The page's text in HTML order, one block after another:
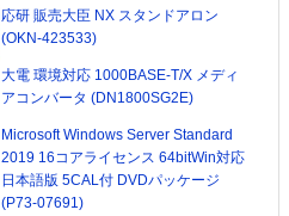
応研 販売大臣 NX スタンドアロン
(OKN-423533)
大電 環境対応 1000BASE-T/X メディ
アコンバータ (DN1800SG2E)
Microsoft Windows Server Standard
2019 16コアライセンス 64bitWin対応
日本語版 5CAL付 DVDパッケージ
(P73-07691)